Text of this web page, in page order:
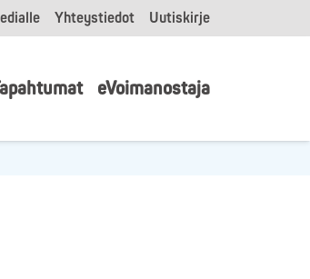
Yhteystiedot Uutiskirje
eVoimanostaja